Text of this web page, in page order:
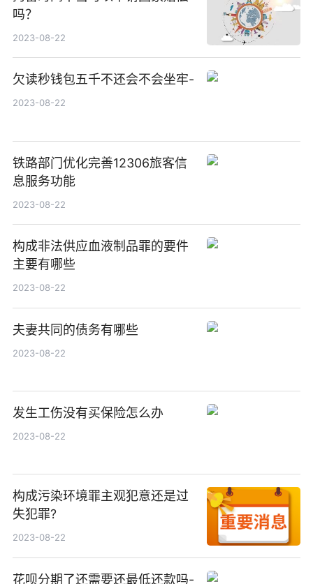
吗？
2023-08-22
欠读秒钱包五千不还会不会坐牢-
2023-08-22
铁路部门优化完善12306旅客信
息服务功能
2023-08-22
构成非法供应血液制品罪的要件
主要有哪些
2023-08-22
夫妻共同的债务有哪些
2023-08-22
发生工伤没有买保险怎么办
2023-08-22
构成污染环境罪主观犯意还是过
失犯罪?
2023-08-22
花呗分期了还需要还最低还款吗-